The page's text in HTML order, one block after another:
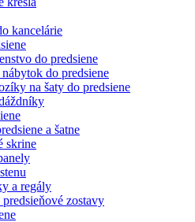
kancelárie
do predsiene
do predsiene
na šaty do predsiene
a šatne
skrine
a regály
zostavy